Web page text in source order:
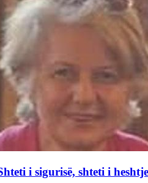
i sigurisë, shteti i